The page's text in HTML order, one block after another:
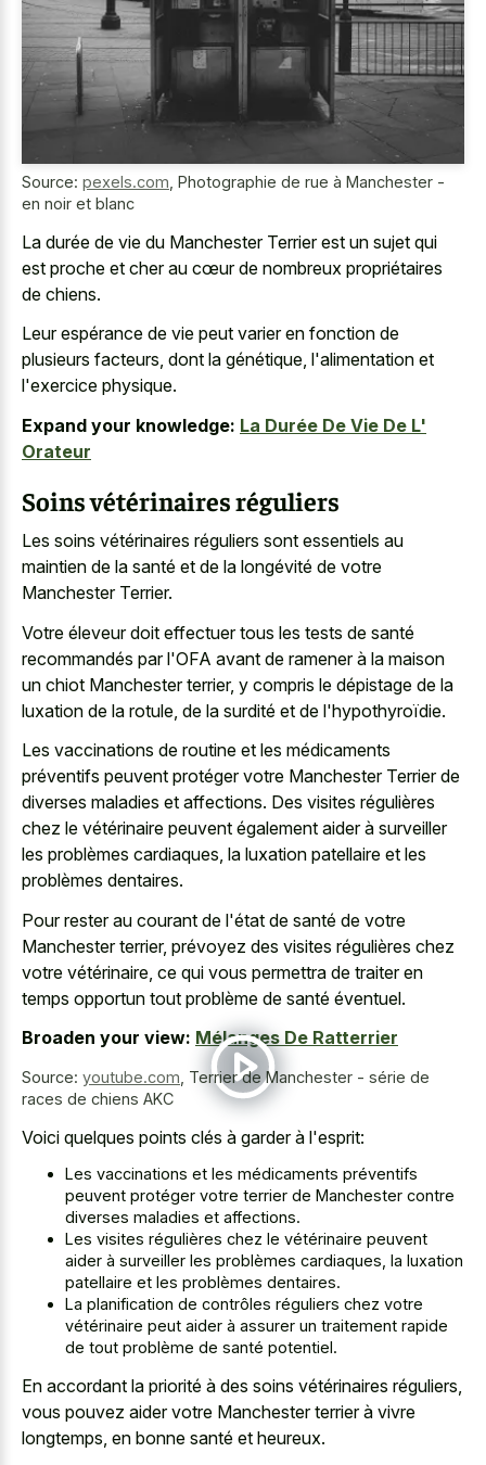
Source: pexels.com Photographie de rue à Manchester -
en noir et blanc
La durée de vie du Manchester Terrier est un sujet qui
est proche et cher au cœur de nombreux propriétaires
de chiens.
Leur espérance de vie peut varier en fonction de
plusieurs facteurs, dont la génétique, l'alimentation et
l'exercice physique.
Expand your knowledge: La Durée De Vie De L'
Orateur
Soins vétérinaires réguliers
Les soins vétérinaires réguliers sont essentiels au
maintien de la santé et de la longévité de votre
Manchester Terrier.
Votre éleveur doit effectuer tous les tests de santé
recommandés par l'OFA avant de ramener à la maison
un chiot Manchester terrier, y compris le dépistage de la
luxation de la rotule, de la surdité et de l'hypothyroïdie.
Les vaccinations de routine et les médicaments
préventifs peuvent protéger votre Manchester Terrier de
diverses maladies et affections. Des visites régulières
chez le vétérinaire peuvent également aider à surveiller
les problèmes cardiaques, la luxation patellaire et les
problèmes dentaires.
Pour rester au courant de l'état de santé de votre
Manchester terrier, prévoyez des visites régulières chez
votre vétérinaire, ce qui vous permettra de traiter en
temps opportun tout problème de santé éventuel.
Broaden your view: Mélanges De Ratterrier
Source: youtube.com Terrier de Manchester - série de
races de chiens AKC
Voici quelques points clés à garder à l'esprit:
Les vaccinations et les médicaments préventifs
peuvent protéger votre terrier de Manchester contre
diverses maladies et affections.
Les visites régulières chez le vétérinaire peuvent
aider à surveiller les problèmes cardiaques, la luxation
patellaire et les problèmes dentaires.
La planification de contrôles réguliers chez votre
vétérinaire peut aider à assurer un traitement rapide
de tout problème de santé potentiel.
En accordant la priorité à des soins vétérinaires réguliers,
vous pouvez aider votre Manchester terrier à vivre
longtemps, en bonne santé et heureux.